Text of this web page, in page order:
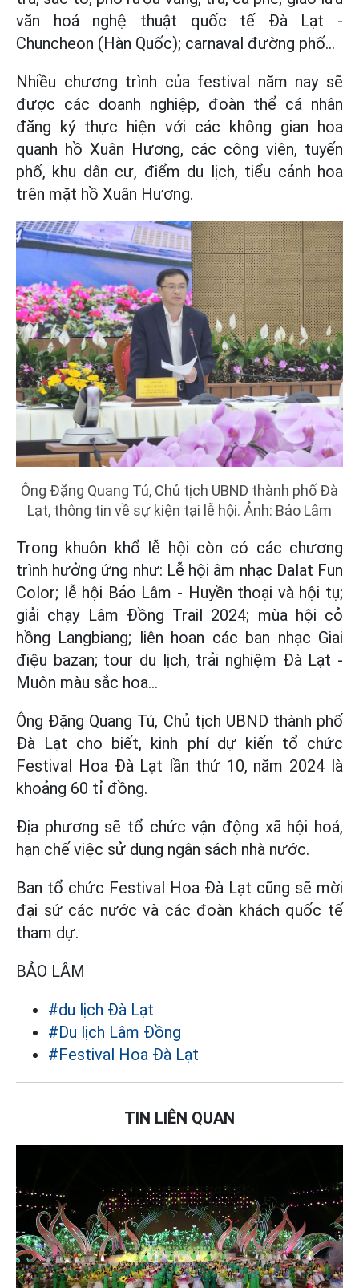
văn hoá nghệ thuật quốc tế Đà Lạt -
Chuncheon (Hàn Quốc); carnaval đường phố…
Nhiều chương trình của festival năm nay sẽ
được các doanh nghiệp, đoàn thể cá nhân
đăng ký thực hiện với các không gian hoa
quanh hồ Xuân Hương, các công viên, tuyến
phố, khu dân cư, điểm du lịch, tiểu cảnh hoa
trên mặt hồ Xuân Hương.
Ông Đặng Quang Tú, Chủ tịch UBND thành phố Đà
Lạt, thông tin về sự kiện tại lễ hội. Ảnh: Bảo Lâm
Trong khuôn khổ lễ hội còn có các chương
trình hưởng ứng như: Lễ hội âm nhạc Dalat Fun
Color; lễ hội Bảo Lâm - Huyền thoại và hội tụ;
giải chạy Lâm Đồng Trail 2024; mùa hội cỏ
hồng Langbiang; liên hoan các ban nhạc Giai
điệu bazan; tour du lịch, trải nghiệm Đà Lạt -
Muôn màu sắc hoa...
Ông Đặng Quang Tú, Chủ tịch UBND thành phố
Đà Lạt cho biết, kinh phí dự kiến tổ chức
Festival Hoa Đà Lạt lần thứ 10, năm 2024 là
khoảng 60 tỉ đồng.
Địa phương sẽ tổ chức vận động xã hội hoá,
hạn chế việc sử dụng ngân sách nhà nước.
Ban tổ chức Festival Hoa Đà Lạt cũng sẽ mời
đại sứ các nước và các đoàn khách quốc tế
tham dự.
BẢO LÂM
#du lịch Đà Lạt
#Du lịch Lâm Đồng
#Festival Hoa Đà Lạt
TIN LIÊN QUAN